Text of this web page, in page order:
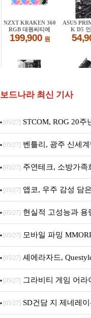
보드나라 최신 기사
[05/27] STCOM, ROG 20
Crosshair X870E
[05/27] 벤틀리, 광주 신세
픈
[05/27] 주연테크, 소방가족
니터·스마트 펫 침대 기부
[05/27] 앱코, 우주 감성 담
브랜드데이 기획전 진행
[05/27] 현실적 고성능과 용
M.2 NVMe 디앤디컴 1TB
[05/27] 모바일 파밍
[05/27] 셰에라자드,
내 정식 출시
[05/27] 그라비티 게임 어라
던전 13’ 참가!
[05/27] SD건담 지 제네레